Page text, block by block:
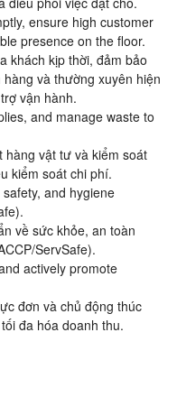
ensure high customer
presence on the floor.
khách kịp thời, đảm bảo
và thường xuyên hiện
vận hành.
and manage waste to
vật tư và kiểm soát
kiểm soát chi phí.
and hygiene
về sức khỏe, an toàn
ServSafe).
actively promote
đơn và chủ động thúc
đa hóa doanh thu.